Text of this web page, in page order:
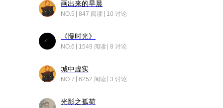
画出来的早晨
NO.5 847 阅读 10 讨论
《慢时光》
NO.6 1549 阅读 8 讨论
城中虚实
NO.7 6252 阅读 3 讨论
光影之孤荷